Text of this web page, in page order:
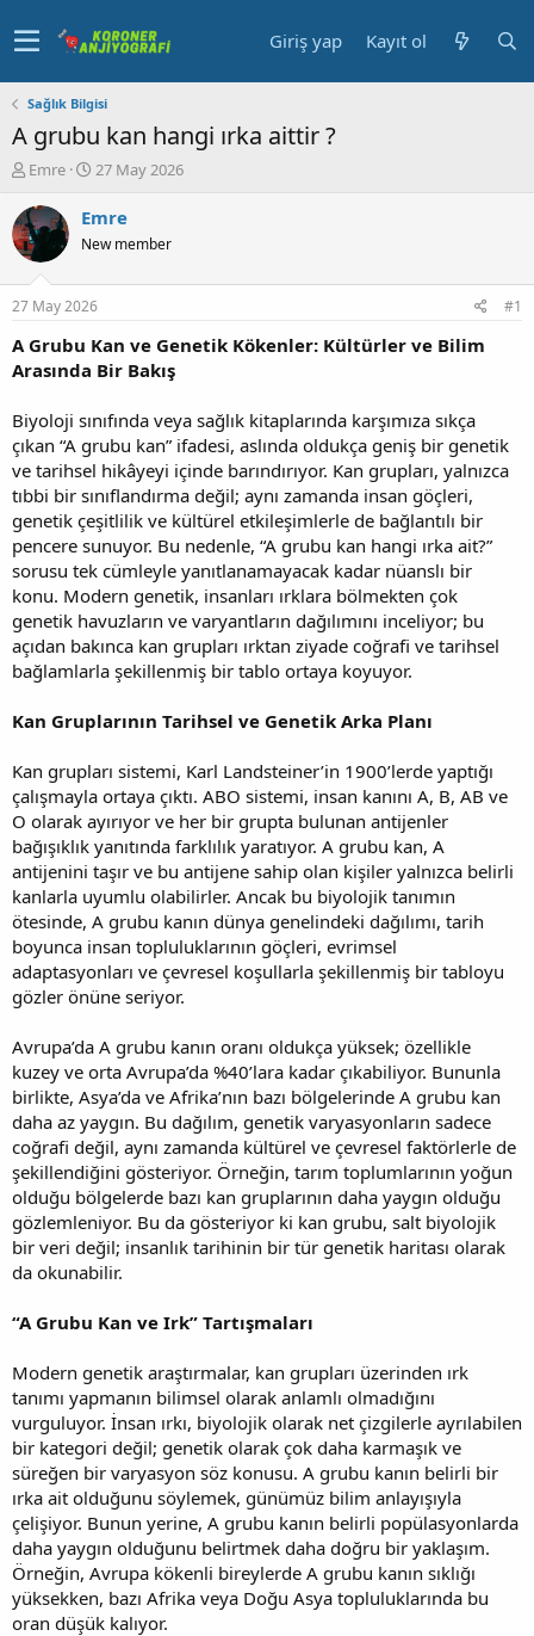
Giriş yap Kayıt ol
Sağlık Bilgisi
A grubu kan hangi ırka aittir ?
K
n
u
y
b
a
ş
a
a
n
Emre
B
ş
a
g
ı
ç
t
a
i
h
i
27 May 2026
Emre
New member
27 May 2026 #1
A Grubu Kan ve Genetik Kökenler: Kültürler ve Bilim
Arasında Bir Bakış
Biyoloji sınıfında veya sağlık kitaplarında karşımıza sıkça
çıkan “A grubu kan” ifadesi, aslında oldukça geniş bir genetik
ve tarihsel hikâyeyi içinde barındırıyor. Kan grupları, yalnızca
tıbbi bir sınıflandırma değil; aynı zamanda insan göçleri,
genetik çeşitlilik ve kültürel etkileşimlerle de bağlantılı bir
pencere sunuyor. Bu nedenle, “A grubu kan hangi ırka ait?”
sorusu tek cümleyle yanıtlanamayacak kadar nüanslı bir
konu. Modern genetik, insanları ırklara bölmekten çok
genetik havuzların ve varyantların dağılımını inceliyor; bu
açıdan bakınca kan grupları ırktan ziyade coğrafi ve tarihsel
bağlamlarla şekillenmiş bir tablo ortaya koyuyor.
Kan Gruplarının Tarihsel ve Genetik Arka Planı
Kan grupları sistemi, Karl Landsteiner’in 1900’lerde yaptığı
çalışmayla ortaya çıktı. ABO sistemi, insan kanını A, B, AB ve
O olarak ayırıyor ve her bir grupta bulunan antijenler
bağışıklık yanıtında farklılık yaratıyor. A grubu kan, A
antijenini taşır ve bu antijene sahip olan kişiler yalnızca belirli
kanlarla uyumlu olabilirler. Ancak bu biyolojik tanımın
ötesinde, A grubu kanın dünya genelindeki dağılımı, tarih
boyunca insan topluluklarının göçleri, evrimsel
adaptasyonları ve çevresel koşullarla şekillenmiş bir tabloyu
gözler önüne seriyor.
Avrupa’da A grubu kanın oranı oldukça yüksek; özellikle
kuzey ve orta Avrupa’da %40’lara kadar çıkabiliyor. Bununla
birlikte, Asya’da ve Afrika’nın bazı bölgelerinde A grubu kan
daha az yaygın. Bu dağılım, genetik varyasyonların sadece
coğrafi değil, aynı zamanda kültürel ve çevresel faktörlerle de
şekillendiğini gösteriyor. Örneğin, tarım toplumlarının yoğun
olduğu bölgelerde bazı kan gruplarının daha yaygın olduğu
gözlemleniyor. Bu da gösteriyor ki kan grubu, salt biyolojik
bir veri değil; insanlık tarihinin bir tür genetik haritası olarak
da okunabilir.
“A Grubu Kan ve Irk” Tartışmaları
Modern genetik araştırmalar, kan grupları üzerinden ırk
tanımı yapmanın bilimsel olarak anlamlı olmadığını
vurguluyor. İnsan ırkı, biyolojik olarak net çizgilerle ayrılabilen
bir kategori değil; genetik olarak çok daha karmaşık ve
süreğen bir varyasyon söz konusu. A grubu kanın belirli bir
ırka ait olduğunu söylemek, günümüz bilim anlayışıyla
çelişiyor. Bunun yerine, A grubu kanın belirli popülasyonlarda
daha yaygın olduğunu belirtmek daha doğru bir yaklaşım.
Örneğin, Avrupa kökenli bireylerde A grubu kanın sıklığı
yüksekken, bazı Afrika veya Doğu Asya topluluklarında bu
oran düşük kalıyor.